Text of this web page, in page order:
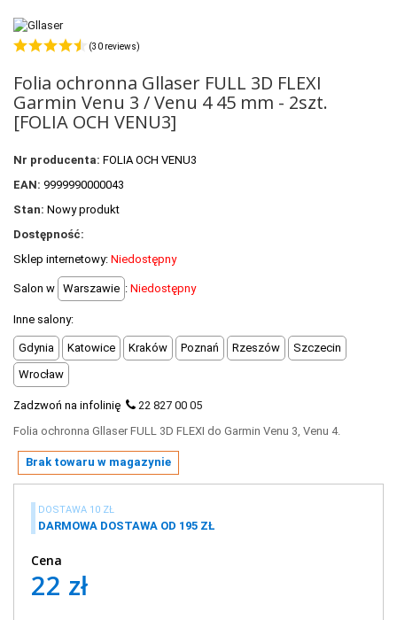
OUTLET
(30 reviews)
Folia ochronna Gllaser FULL 3D FLEXI
Garmin Venu 3 / Venu 4 45 mm - 2szt.
[FOLIA OCH VENU3]
Nr producenta: FOLIA OCH VENU3
EAN: 9999990000043
Stan: Nowy produkt
Dostępność:
Sklep internetowy: Niedostępny
Salon w Warszawie : Niedostępny
Inne salony:
Gdynia Katowice Kraków Poznań Rzeszów
Szczecin
Wrocław
Zadzwoń na infolinię
22 827 00 05
Folia ochronna Gllaser FULL 3D FLEXI do Garmin Venu 3, Venu 4.
Brak towaru w magazynie
DOSTAWA 10 ZŁ
DARMOWA DOSTAWA OD 195 ZŁ
Cena
22 zł